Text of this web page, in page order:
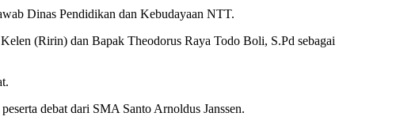
Dinas Pendidikan dan Kebudayaan NTT.
(Ririn) dan Bapak Theodorus Raya Todo Boli, S.Pd sebagai
debat dari SMA Santo Arnoldus Janssen.